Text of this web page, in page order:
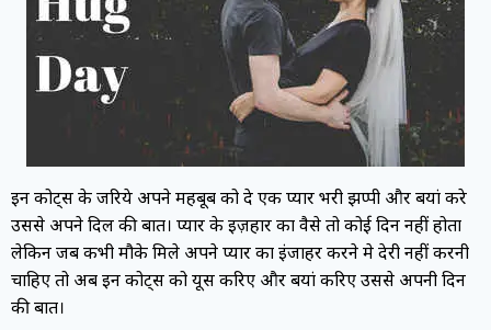
इन कोट्स के जरिये अपने महबूब को दे एक प्यार भरी झप्पी और बयां करे
उससे अपने दिल की बात। प्यार के इज़हार का वैसे तो कोई दिन नहीं होता
लेकिन जब कभी मौके मिले अपने प्यार का इंजाहर करने मे देरी नहीं करनी
चाहिए तो अब इन कोट्स को यूस करिए और बयां करिए उससे अपनी दिन
की बात।